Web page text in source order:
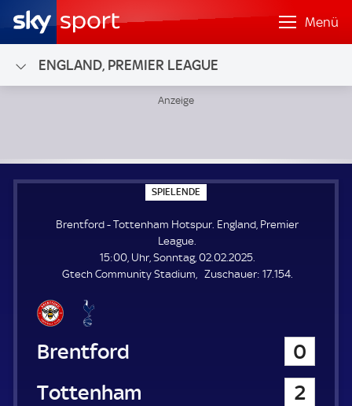
Menü
ENGLAND, PREMIER LEAGUE
SPIELENDE
P
E
N
D
E
Brentford - Tottenham Hotspur. England, Premier
League.
15:00, Uhr, Sonntag, 02.02.2025.
Gtech Community Stadium
Zuschauer: Z
17.154.
Brentford
0
Tottenham Hotspur
2